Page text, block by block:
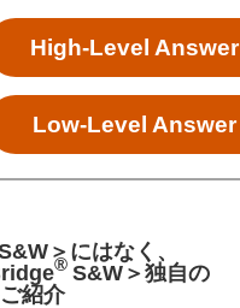
High-Level Answer
Low-Level Answer
＞にはなく、
® S&W＞独自の
紹介